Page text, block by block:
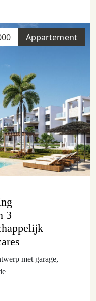
Appartement
3
met garage,